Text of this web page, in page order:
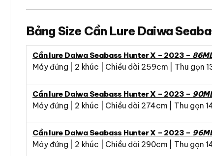
Bảng Size Cần Lure Daiwa
Cần lure Daiwa Seabass Hunter X – 2023 –
Máy đứng | 2 khúc | Chiều dài 259cm | Thu gọn
Cần lure Daiwa Seabass Hunter X – 2023 –
Máy đứng | 2 khúc | Chiều dài 274cm | Thu gọn
Cần lure Daiwa Seabass Hunter X – 2023 –
Máy đứng | 2 khúc | Chiều dài 290cm | Thu gọn